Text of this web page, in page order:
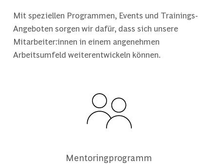
Mit speziellen Programmen, Events und Trainings-
Angeboten sorgen wir dafür, dass sich unsere
Mitarbeiter:innen in einem angenehmen
Arbeitsumfeld weiterentwickeln können.
Mentoringprogramm